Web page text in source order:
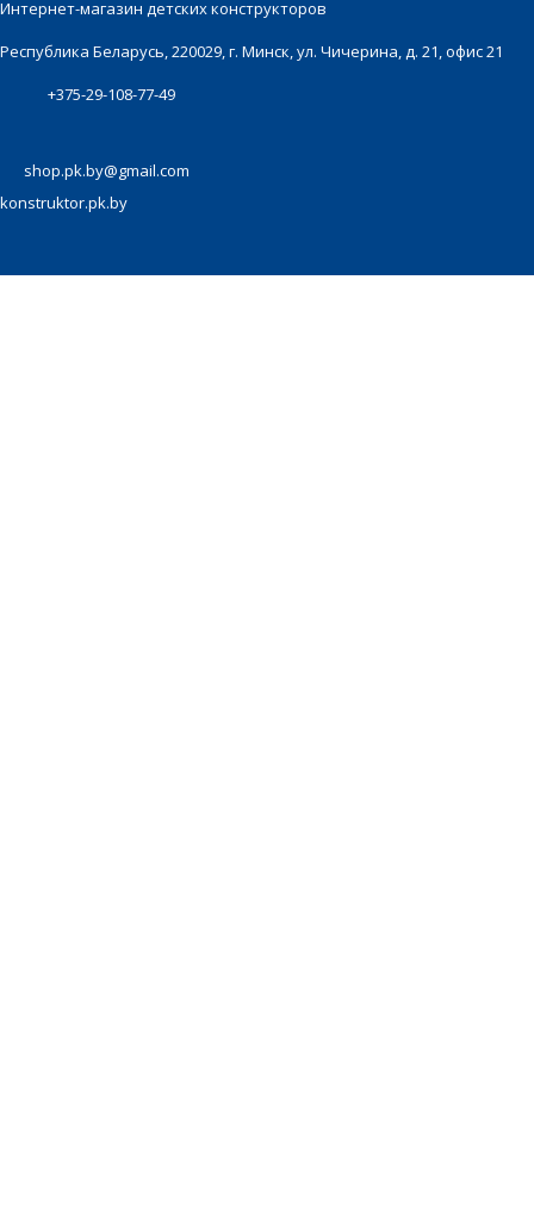
Интернет-магазин детских конструкторов
Республика Беларусь, 220029, г. Минск, ул. Чичерина, д. 21, офис 21
+375-29-108-77-49
shop.pk.by@gmail.com
konstruktor.pk.by